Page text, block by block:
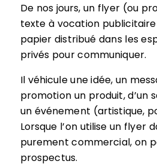
De nos jours, un flyer (ou
texte à vocation
papier distribué dans les
privés pour communiquer.
Il véhicule une idée, un
promotion un produit, d’un
un événement (artistique,
Lorsque l’on utilise un flyer
purement commercial, on
prospectus.